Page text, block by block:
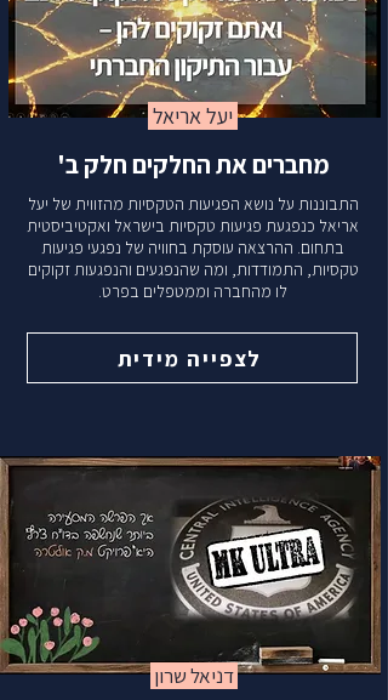
יעל אריאל
מחברים את החלקים חלק ב'
התבוננות על נושא הפגיעות הטקסיות מהזווית של יעל
אריאל כנפגעת פגיעות טקסיות בישראל ואקטיביסטית
בתחום. ההרצאה עוסקת בחוויה של נפגעי פגיעות
טקסיות, התמודדות, ומה שהנפגעים והנפגעות זקוקים
לו מהחברה וממטפלים בפרט.
לצפייה מידית
דניאל שרון